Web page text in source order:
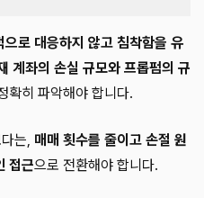
으로 대응하지 않고 침착함을 유
계좌의 손실 규모와 프롭펌의 규
확히 파악해야 합니다.
는, 매매 횟수를 줄이고 손절 원
접근으로 전환해야 합니다.